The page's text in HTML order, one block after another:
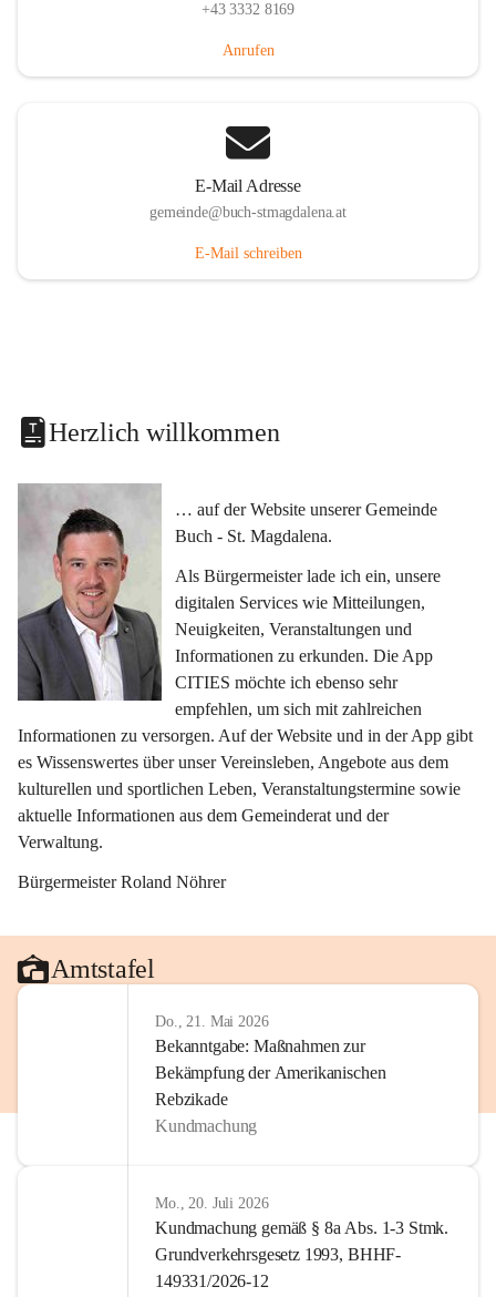
+43 3332 8169
Anrufen
E-Mail Adresse
gemeinde@buch-stmagdalena.at
E-Mail schreiben
Herzlich willkommen
… auf der Website unserer Gemeinde
Buch - St. Magdalena.
Als Bürgermeister lade ich ein, unsere
digitalen Services wie Mitteilungen,
Neuigkeiten, Veranstaltungen und
Informationen zu erkunden. Die App
CITIES möchte ich ebenso sehr
empfehlen, um sich mit zahlreichen
Informationen zu versorgen. Auf der Website und in der App gibt
es Wissenswertes über unser Vereinsleben, Angebote aus dem
kulturellen und sportlichen Leben, Veranstaltungstermine sowie
aktuelle Informationen aus dem Gemeinderat und der
Verwaltung.
Bürgermeister Roland Nöhrer
Amtstafel
Do., 21. Mai 2026
Bekanntgabe: Maßnahmen zur
Bekämpfung der Amerikanischen
Rebzikade
Kundmachung
Mo., 20. Juli 2026
Kundmachung gemäß § 8a Abs. 1-3 Stmk.
Grundverkehrsgesetz 1993, BHHF-
149331/2026-12